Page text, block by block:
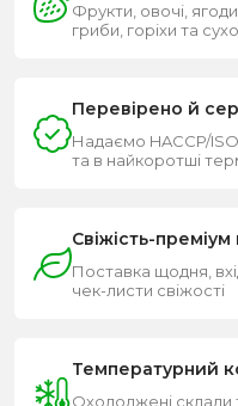
Фрукти, овочі,
гриби, горіхи та
Перевірено й
Надаємо HACCP/
та в найкоротші
Свіжість-
Поставка щодня,
чек-листи свіжості
Температурний
Охолоджені склади